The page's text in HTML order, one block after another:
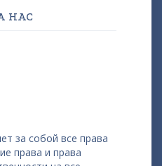
НАС
за собой все права
права и права